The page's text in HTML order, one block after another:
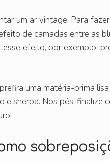
um ar vintage. Para
de camadas entre as
efeito, por exemplo,
uma matéria-prima
sherpa. Nos pés, finalize